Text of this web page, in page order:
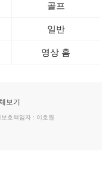
골프
일반
영상 홈
보기
보호책임자 : 이호원